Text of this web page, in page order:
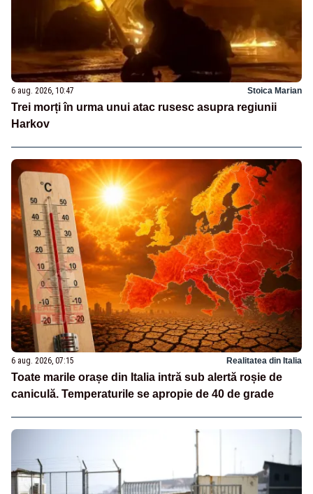
6 aug. 2026, 10:47 Stoica Marian
Trei morți în urma unui atac rusesc asupra regiunii
Harkov
6 aug. 2026, 07:15 Realitatea din Italia
Toate marile orașe din Italia intră sub alertă roșie de
caniculă. Temperaturile se apropie de 40 de grade